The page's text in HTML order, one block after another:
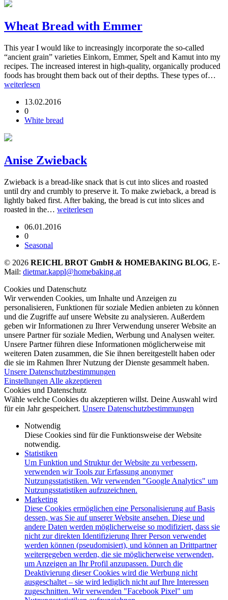
Wheat Bread with Emmer
This year I would like to increasingly incorporate the so-called
“ancient grain” varieties Einkorn, Emmer, Spelt and Kamut into my
recipes. The increased interest in high-quality, organically produced
foods has brought them back out of their depths. These types of…
weiterlesen
13.02.2016
0
White bread
Anise Zwieback
Zwieback is a bread-like snack that is cut into slices and roasted
until dry and crumbly to preserve it. To make zwieback, a bread is
lightly baked first. After baking, the bread is cut into slices and
roasted in the… weiterlesen
06.01.2016
0
Seasonal
© 2026 REICHL BROT GmbH & HOMEBAKING BLOG, E-
Mail: dietmar.kappl@homebaking.at
Cookies und Datenschutz
Wir verwenden Cookies, um Inhalte und Anzeigen zu
personalisieren, Funktionen für soziale Medien anbieten zu können
und die Zugriffe auf unsere Website zu analysieren. Außerdem
geben wir Informationen zu Ihrer Verwendung unserer Website an
unsere Partner für soziale Medien, Werbung und Analysen weiter.
Unsere Partner führen diese Informationen möglicherweise mit
weiteren Daten zusammen, die Sie ihnen bereitgestellt haben oder
die sie im Rahmen Ihrer Nutzung der Dienste gesammelt haben.
Unsere Datenschutzbestimmungen
Einstellungen Alle akzeptieren
Cookies und Datenschutz
Wähle welche Cookies du akzeptieren willst. Deine Auswahl wird
für ein Jahr gespeichert. Unsere Datenschutzbestimmungen
Notwendig
Diese Cookies sind für die Funktionsweise der Website
notwendig.
Statistiken
Um Funktion und Struktur der Website zu verbessern,
verwenden wir Tools zur Erfassung anonymer
Nutzungsstatistiken. Wir verwenden "Google Analytics" um
Nutzungsstatistiken aufzuzeichnen.
Marketing
Diese Cookies ermöglichen eine Personalisierung auf Basis
dessen, was Sie auf unserer Website ansehen. Diese und
andere Daten werden möglicherweise so modifiziert, dass sie
nicht zur direkten Identifizierung Ihrer Person verwendet
werden können (pseudomisiert), und können an Drittpartner
weitergegeben werden, die sie möglicherweise verwenden,
um Anzeigen an Ihr Profil anzupassen. Durch die
Deaktivierung dieser Cookies wird die Werbung nicht
ausgeschaltet – sie wird lediglich nicht auf Ihre Interessen
zugeschnitten. Wir verwenden "Facebook Pixel" um